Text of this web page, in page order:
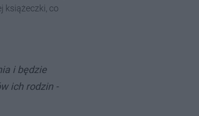
książeczki, co
i będzie
ich rodzin -